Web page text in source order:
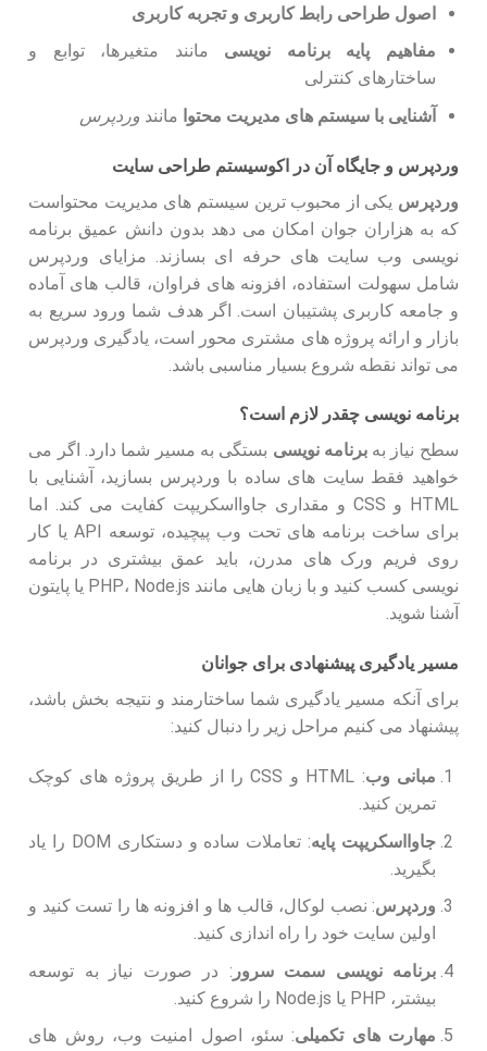
اصول طراحی رابط کاربری و تجربه کاربری
مفاهیم پایه برنامه نویسی مانند متغیرها، توابع و
ساختارهای کنترلی
آشنایی با سیستم های مدیریت محتوا مانند وردپرس
وردپرس و جایگاه آن در اکوسیستم طراحی سایت
وردپرس یکی از محبوب ترین سیستم های مدیریت محتواست
که به هزاران جوان امکان می دهد بدون دانش عمیق برنامه
نویسی وب سایت های حرفه ای بسازند. مزایای وردپرس
شامل سهولت استفاده، افزونه های فراوان، قالب های آماده
و جامعه کاربری پشتیبان است. اگر هدف شما ورود سریع به
بازار و ارائه پروژه های مشتری محور است، یادگیری وردپرس
می تواند نقطه شروع بسیار مناسبی باشد.
برنامه نویسی چقدر لازم است؟
سطح نیاز بهبرنامه نویسی بستگی به مسیر شما دارد. اگر می
خواهید فقط سایت های ساده با وردپرس بسازید، آشنایی با
HTML و CSS و مقداری جاوااسکریپت کفایت می کند. اما
برای ساخت برنامه های تحت وب پیچیده، توسعه API یا کار
روی فریم ورک های مدرن، باید عمق بیشتری در برنامه
نویسی کسب کنید و با زبان هایی مانند PHP، Node.js یا پایتون
آشنا شوید.
مسیر یادگیری پیشنهادی برای جوانان
برای آنکه مسیر یادگیری شما ساختارمند و نتیجه بخش باشد،
پیشنهاد می کنیم مراحل زیر را دنبال کنید:
مبانی وب
: HTML و CSS را از طریق پروژه های کوچک
تمرین کنید.
جاوااسکریپت پایه
: تعاملات ساده و دستکاری DOM را یاد
بگیرید.
وردپرس: نصب لوکال، قالب ها و افزونه ها را تست کنید و
اولین سایت خود را راه اندازی کنید.
برنامه نویسی سمت سرور : در صورت نیاز به توسعه
بیشتر، PHP یا Node.js را شروع کنید.
مهارت های تکمیلی: سئو، اصول امنیت وب، روش های